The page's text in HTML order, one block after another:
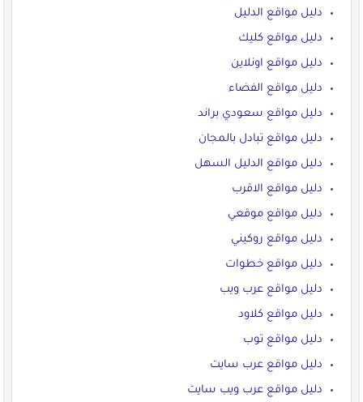
دليل مواقع الدليل
دليل مواقع كليك
دليل مواقع اونلاين
دليل مواقع الفضاء
دليل مواقع سعودي براند
دليل مواقع تبادل بالمجان
دليل مواقع الدليل السهل
دليل مواقع الاقرب
دليل مواقع موقعي
دليل مواقع روكيني
دليل مواقع خطوات
دليل مواقع عرب ويب
دليل مواقع كلاود
دليل مواقع توب
دليل مواقع عرب سايت
دليل مواقع عرب ويب سايت